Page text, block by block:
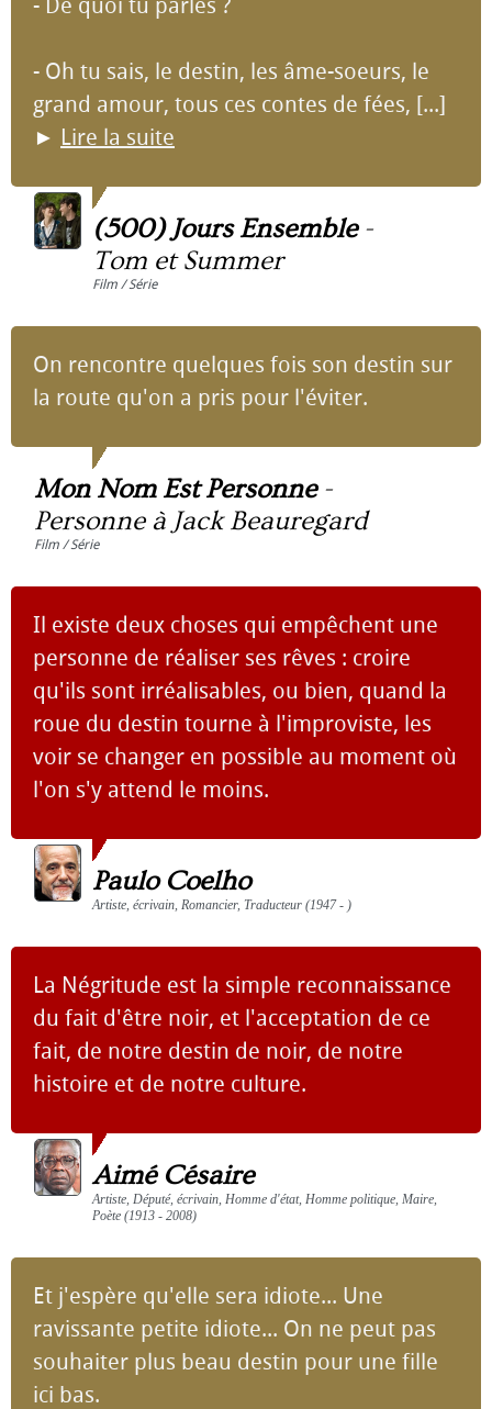
- De quoi tu parles ?
- Oh tu sais, le destin, les âme-soeurs, le
grand amour, tous ces contes de fées, [...]
► Lire la suite
(500) Jours Ensemble-
Tom et Summer
Film / Série
On rencontre quelques fois son destin sur
la route qu'on a pris pour l'éviter.
Mon Nom Est Personne-
Personne à Jack Beauregard
Film / Série
Il existe deux choses qui empêchent une
personne de réaliser ses rêves : croire
qu'ils sont irréalisables, ou bien, quand la
roue du destin tourne à l'improviste, les
voir se changer en possible au moment où
l'on s'y attend le moins.
Paulo Coelho
Artiste, écrivain, Romancier, Traducteur (1947 - )
La Négritude est la simple reconnaissance
du fait d'être noir, et l'acceptation de ce
fait, de notre destin de noir, de notre
histoire et de notre culture.
Aimé Césaire
Artiste, Député, écrivain, Homme d'état, Homme politique, Maire,
Poète (1913 - 2008)
Et j'espère qu'elle sera idiote... Une
ravissante petite idiote... On ne peut pas
souhaiter plus beau destin pour une fille
ici bas.